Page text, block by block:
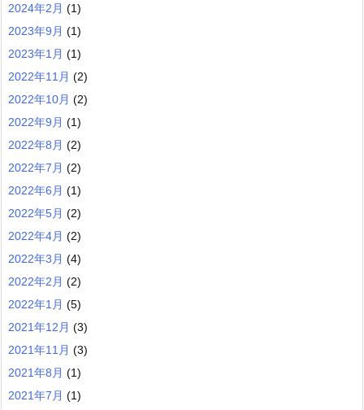
2024年2月 (1)
2023年9月 (1)
2023年1月 (1)
2022年11月 (2)
2022年10月 (2)
2022年9月 (1)
2022年8月 (2)
2022年7月 (2)
2022年6月 (1)
2022年5月 (2)
2022年4月 (2)
2022年3月 (4)
2022年2月 (2)
2022年1月 (5)
2021年12月 (3)
2021年11月 (3)
2021年8月 (1)
2021年7月 (1)